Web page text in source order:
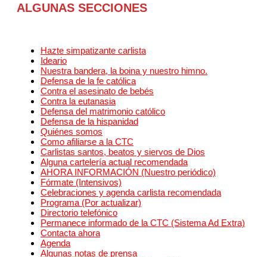
ALGUNAS SECCIONES
Hazte simpatizante carlista
Ideario
Nuestra bandera, la boina y nuestro himno.
Defensa de la fe católica
Contra el asesinato de bebés
Contra la eutanasia
Defensa del matrimonio católico
Defensa de la hispanidad
Quiénes somos
Como afiliarse a la CTC
Carlistas santos, beatos y siervos de Dios
Alguna cartelería actual recomendada
AHORA INFORMACIÓN (Nuestro periódico)
Fórmate (Intensivos)
Celebraciones y agenda carlista recomendada
Programa (Por actualizar)
Directorio telefónico
Permanece informado de la CTC (Sistema Ad Extra)
Contacta ahora
Agenda
Algunas notas de prensa